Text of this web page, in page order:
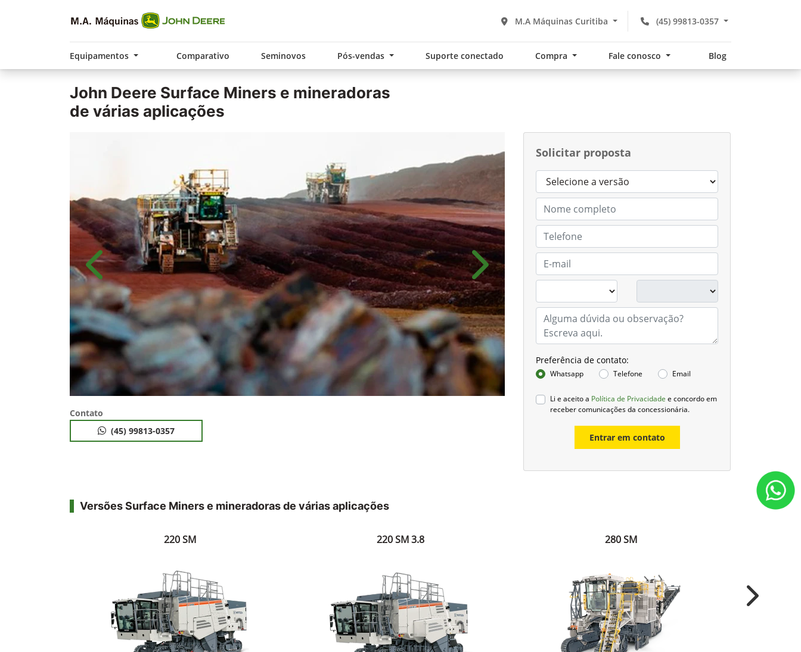
(45) 99813-0357
M.A Máquinas Curitiba
Equipamentos Comparativo Seminovos Pós-vendas Suporte conectado Compra Fale conosco Blog
John Deere Surface Miners e mineradoras
de várias aplicações
Solicitar proposta
Preferência de contato:
Whatsapp Telefone Email
Li e aceito a Política de Privacidade e concordo em
receber comunicações da concessionária.
Entrar em contato
Anterior Próximo
Contato
(45) 99813-0357
Versões Surface Miners e mineradoras de várias aplicações
220 SM 220 SM 3.8 280 SM
Next